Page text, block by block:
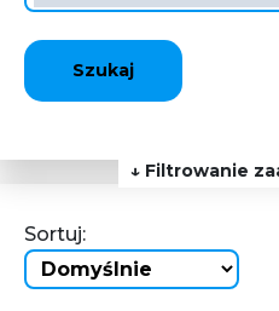
Szukaj
↓ Filtrowanie
Sortuj: